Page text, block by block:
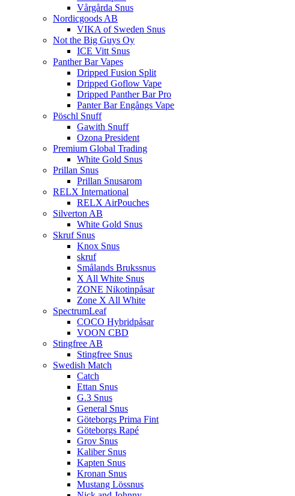
Vårgårda Snus
Nordicgoods AB
VIKA of Sweden Snus
Not the Big Guys Oy
ICE Vitt Snus
Panther Bar Vapes
Dripped Fusion Split
Dripped Goflow Vape
Dripped Panther Bar Pro
Panter Bar Engångs Vape
Pöschl Snuff
Gawith Snuff
Ozona President
Premium Global Trading
White Gold Snus
Prillan Snus
Prillan Snusarom
RELX International
RELX AirPouches
Silverton AB
White Gold Snus
Skruf Snus
Knox Snus
skruf
Smålands Brukssnus
X All White Snus
ZONE Nikotinpåsar
Zone X All White
SpectrumLeaf
COCO Hybridpåsar
VOON CBD
Stingfree AB
Stingfree Snus
Swedish Match
Catch
Ettan Snus
G.3 Snus
General Snus
Göteborgs Prima Fint
Göteborgs Rapé
Grov Snus
Kaliber Snus
Kapten Snus
Kronan Snus
Mustang Lössnus